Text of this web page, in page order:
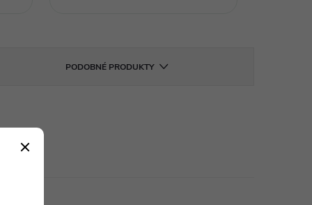
PODOBNÉ PRODUKTY